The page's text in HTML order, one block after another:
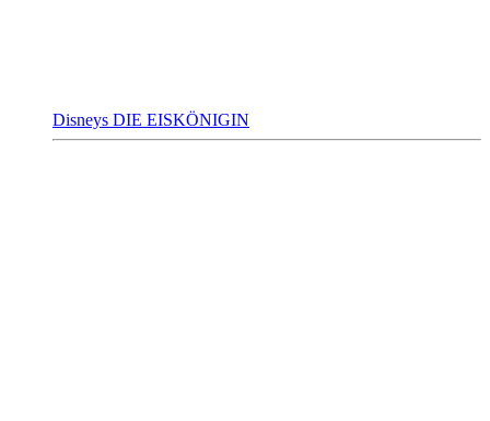
Disneys DIE EISKÖNIGIN